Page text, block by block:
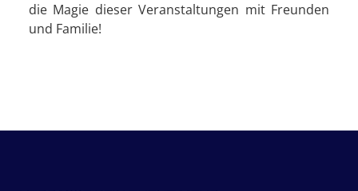
die Magie dieser Veranstaltungen mit Freunden
und Familie!